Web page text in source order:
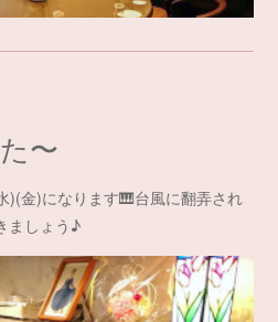
〜
)(金)になります🎹台風に翻弄され
ましょう♪